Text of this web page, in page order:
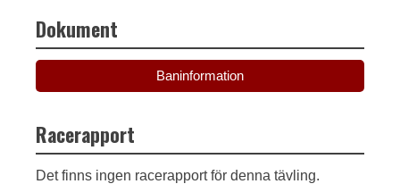
Dokument
Baninformation
Racerapport
Det finns ingen racerapport för denna tävling.